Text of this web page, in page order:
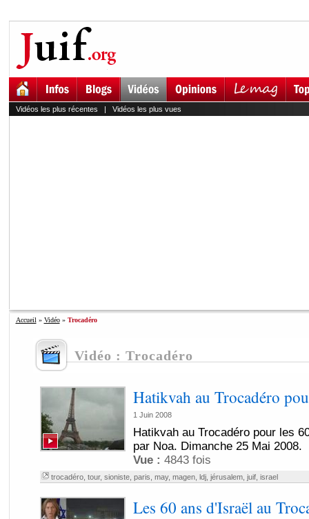
Vidéos les plus récentes | Vidéos les plus vues
Accueil » Vidéo» Trocadéro
Vidéo : Trocadéro
Hatikvah au Trocadéro
1 Juin 2008
Hatikvah au Trocadéro pour les
par Noa. Dimanche 25 Mai 2008.
Vue : 4843 fois
trocadéro, tour, sioniste, paris may, magen, ldj, jérusalem, juif, israel
Les 60 ans d'Israël au